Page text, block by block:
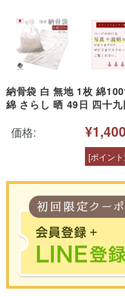
納骨袋 白 無地 1枚 綿
綿 さらし 晒 49日 四十
骨壺袋 シンプル 天使ママ
価格: ¥1,400
[ポイン